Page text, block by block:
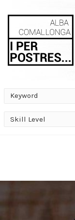
Keyword
Skill
Skill Level